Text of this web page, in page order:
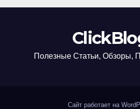
Полезные Статьи, Обзоры,
Сайт работает на